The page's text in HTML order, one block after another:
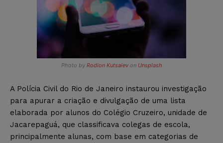
Photo by Rodion Kutsaievon Unsplash
A Polícia Civil do Rio de Janeiro instaurou investigação
para apurar a criação e divulgação de uma lista
elaborada por alunos do Colégio Cruzeiro, unidade de
Jacarepaguá, que classificava colegas de escola,
principalmente alunas, com base em categorias de